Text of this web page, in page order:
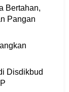
Bertahan,
Pangan
Disdikbud